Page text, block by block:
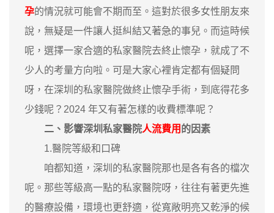
孕的情況就可能會不期而至。這對於很多女性朋友來
說，無疑是一件讓人挺糾結又著急的事兒。而這時候
呢，選擇一家合適的私家醫院去終止懷孕，就成了不
少人的考量方向啦。可是大家心裡肯定都有個疑問
呀，在深圳的私家醫院做終止懷孕手術，到底得花多
少錢呢？2024 年又有著怎樣的收費標準呢？
二、影響深圳私家醫院人流費用 的因素
1.醫院等級和口碑
咱都知道，深圳的私家醫院那也是各有各的檔次
呢。那些等級高一點的私家醫院呀，往往有著更先進
的醫療設備，環境也更舒適，從寬敞明亮又乾淨的候